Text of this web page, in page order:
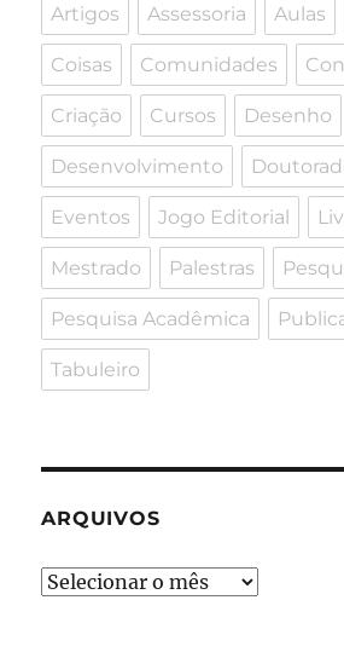
Artigos Assessoria Aulas
Coisas Comunidades
Criação Cursos Desenho
Desenvolvimento
Eventos Jogo Editorial
Mestrado Palestras
Pesquisa Acadêmica
Tabuleiro
ARQUIVOS
Arquivos